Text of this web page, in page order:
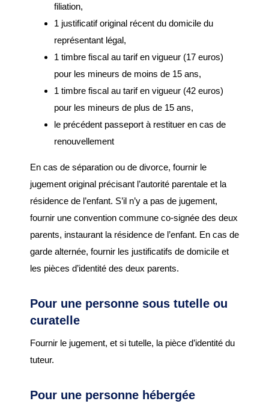
Parkings et
Transport collectif
GESTION DES DECHETS
Collecte des déchets
Enfance, Jeunesse et
ENFANCE JEUNESSE
La crèche
Ecoles
ans
filiation,
1 justificatif original récent du domicile du
représentant légal,
1 timbre fiscal au tarif en vigueur (17 euros)
pour les mineurs de moins de 15 ans,
1 timbre fiscal au tarif en vigueur (42 euros)
pour les mineurs de plus de 15 ans,
le précédent passeport à restituer en cas de
renouvellement
En cas de séparation ou de divorce, fournir le
jugement original précisant l’autorité parentale et la
résidence de l’enfant. S’il n’y a pas de jugement,
fournir une convention commune co-signée des deux
parents, instaurant la résidence de l’enfant. En cas de
garde alternée, fournir les justificatifs de domicile et
les pièces d’identité des deux parents.
Pour une personne sous tutelle ou
curatelle
Fournir le jugement, et si tutelle, la pièce d’identité du
tuteur.
Pour une personne hébergée